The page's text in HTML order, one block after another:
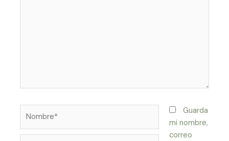
Guarda
mi nombre,
correo